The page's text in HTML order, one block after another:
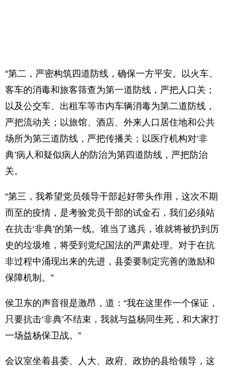
“第二，严密构筑四道防线，确保一方平安。以火车、
客车的消毒和旅客筛查为第一道防线，严把人口关；
以及公交车、出租车等市内车辆消毒为第二道防线，
严把流动关；以旅馆、酒店、外来人口居住地和公共
场所为第三道防线，严把传播关；以医疗机构对‘非
典’病人和疑似病人的防治为第四道防线，严把防治
关。
“第三，我希望党员领导干部起好带头作用，这次不期
而至的疫情，是考验党员干部的试金石，我们必须站
在抗击‘非典’的第一线。谁当了逃兵，谁就将被扔到历
史的垃圾堆，将受到党纪国法的严肃处理。对于在抗
非过程中涌现出来的先进，县委要制定完善的激励和
保障机制。”
侯卫东的声音很是激昂，道：“我在这里作一个保证，
只要抗击‘非典’不结束，我就与益杨同生死，和大家打
一场益杨保卫战。”
会议室坐着县委、人大、政府、政协的县给领导，这